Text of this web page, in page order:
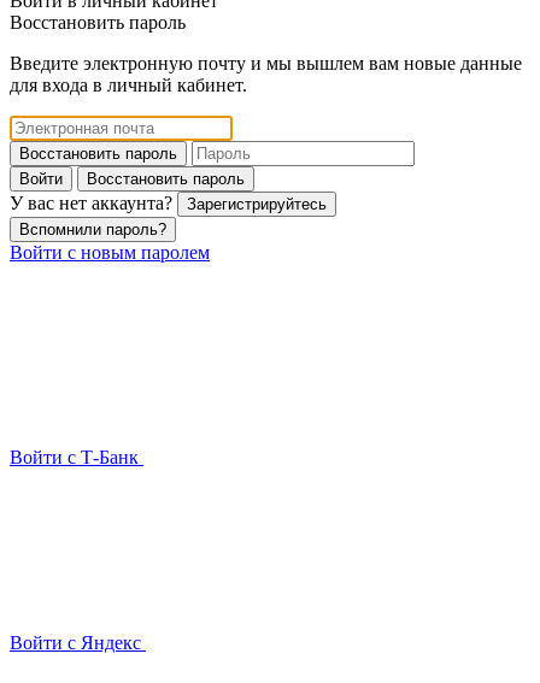
Восстановить пароль
Введите электронную почту и мы вышлем вам новые данные
для входа в личный кабинет.
Восстановить пароль
Войти
Восстановить пароль
У вас нет аккаунта?
Зарегистрируйтесь
Вспомнили пароль?
Войти с новым паролем
Войти с Т-Банк
Войти с Яндекс